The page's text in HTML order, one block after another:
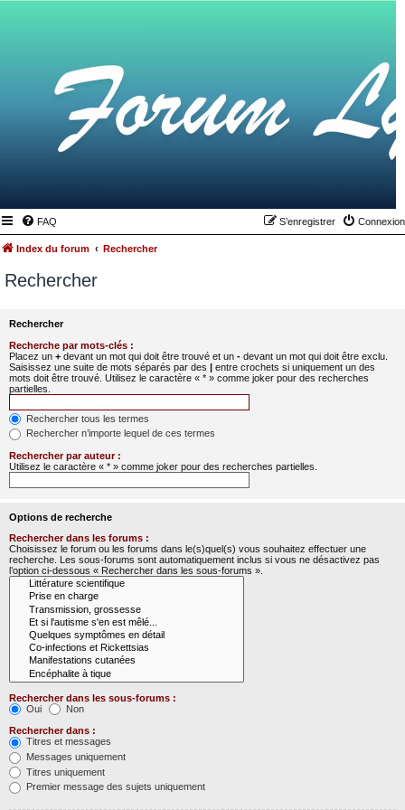
FAQ Connexion
S’enregistrer
Index du forum Rechercher
Rechercher
Rechercher
Recherche par mots-clés :
Placez un + devant un mot qui doit être trouvé et un - devant un mot qui doit être exclu.
Saisissez une suite de mots séparés par des | entre crochets si uniquement un des
mots doit être trouvé. Utilisez le caractère « * » comme joker pour des recherches
partielles.
Rechercher tous les termes
Rechercher n’importe lequel de ces termes
Rechercher par auteur :
Utilisez le caractère « * » comme joker pour des recherches partielles.
Options de recherche
Rechercher dans les forums :
Choisissez le forum ou les forums dans le(s)quel(s) vous souhaitez effectuer une
recherche. Les sous-forums sont automatiquement inclus si vous ne désactivez pas
l’option ci-dessous « Rechercher dans les sous-forums ».
Rechercher dans les sous-forums :
Oui
Non
Rechercher dans :
Titres et messages
Messages uniquement
Titres uniquement
Premier message des sujets uniquement